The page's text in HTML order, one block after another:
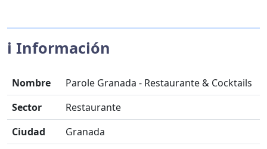
ℹ️ Información
Nombre
Parole Granada - Restaurante & Cocktails
Sector
Restaurante
Ciudad
Granada